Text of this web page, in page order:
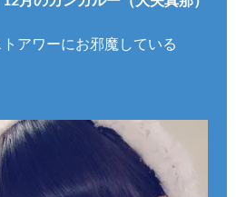
アワーにお邪魔している